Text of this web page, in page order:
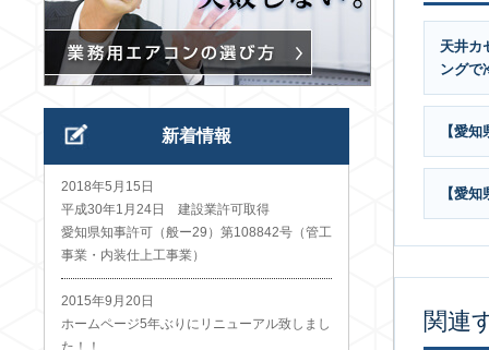
天井カ
ングで
【愛
【愛
関連
新着情報
2018年5月15日
平成30年1月24日 建設業許可取得
愛知県知事許可（般ー29）第108842号（管工
事業・内装仕上工事業）
2015年9月20日
ホームページ5年ぶりにリニューアル致しまし
た！！